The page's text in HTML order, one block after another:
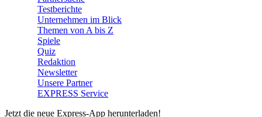
Testberichte
Unternehmen im Blick
Themen von A bis Z
Spiele
Quiz
Redaktion
Newsletter
Unsere Partner
EXPRESS Service
Jetzt die neue Express-App herunterladen!